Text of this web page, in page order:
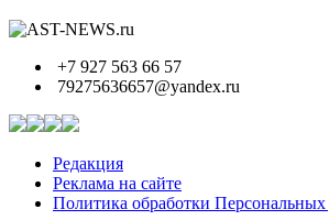
+7 927 563 66 57
79275636657@yandex.ru
Редакция
Реклама на сайте
Политика обработки